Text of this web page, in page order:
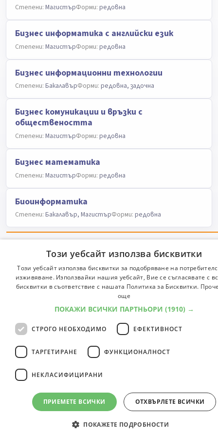
Степени: МагистърФорми: редовна
Бизнес информатика с английски език
Степени: МагистърФорми: редовна
Бизнес информационни технологии
Степени: БакалавърФорми: редовна, задочна
Бизнес комуникации и връзки с
обществеността
Степени: МагистърФорми: редовна
Бизнес математика
Степени: МагистърФорми: редовна
Биоинформатика
Степени: Бакалавър, МагистърФорми: редовна
© 2000-2026 ФБО. Всички права запазени. Общи условия
Този уебсайт използва бисквитки
Този уебсайт използва бисквитки за подобряване на
изживяване. Използвайки нашия уебсайт, Вие се съгласявате с
бисквитки в съответствие с нашата Политика за Бисквитки.
още
ПОКАЖИ ВСИЧКИ ПАРТНЬОРИ (1910) →
СТРОГО НЕОБХОДИМО ЕФЕКТИВНОСТ
ТАРГЕТИРАНЕ ФУНКЦИОНАЛНОСТ
НЕКЛАСИФИЦИРАНИ
ПРИЕМЕТЕ ВСИЧКИ ОТХВЪРЛЕТЕ ВСИЧКИ
ПОКАЖЕТЕ ПОДРОБНОСТИ